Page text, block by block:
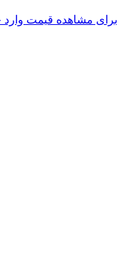
برای مشاهده قیمت